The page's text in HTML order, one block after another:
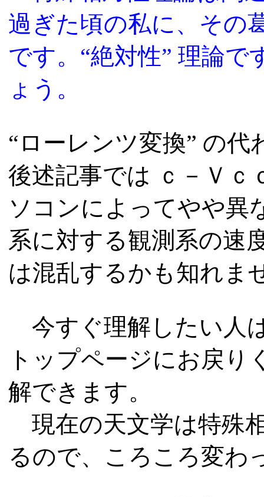
過ぎた頃の私に、その
です。“絶対性” 理論
ょう。
“ローレンツ変換” の
後述記事では ｃ－Ｖｃ
ソコンによってやや異
系に対する観測系の速
は混乱するかも知れま
今すぐ理解したい人
トップページにお戻り
解できます。
現在の天文学は特殊
るので、ころころ変わ